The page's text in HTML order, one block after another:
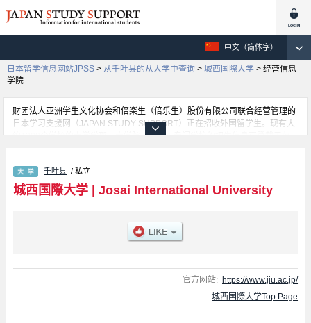
中文（简体字）
日本留学信息网站JPSS > 从千叶县的从大学中查询 > 城西国際大学 > 经营信息
学院
财团法人亚洲学生文化协会和倍楽生（倍乐生）股份有限公司联合经营管理的
日本学习支援网（JAPAN STUDY SUPPORT）正在招收外国留学生。现有大
约1300个学校的大学学部、大学院、短大、专门学校的招生信息正登载于此
学院 学部、Fuculty of Health Science 学部、传媒学院 学部、观光学院 学部
等各学部的不同信息。招收名额、合格人数等考试信息，以及设施介绍、联系
方式等外国留学生必要的信息都登载于此，请务必查阅和利用此网。
千叶县 / 私立
城西国際大学| Josai International University
官方网站: https://www.jiu.ac.jp/
城西国際大学Top Page